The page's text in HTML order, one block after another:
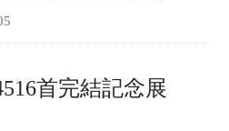
首完結記念展